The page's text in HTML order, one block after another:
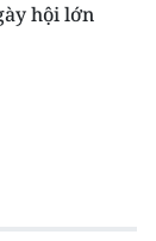
hội lớn